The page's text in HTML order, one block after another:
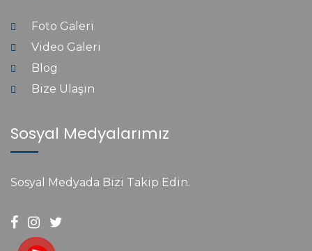
Foto Galeri
Video Galeri
Blog
Bize Ulaşın
Sosyal Medyalarımız
Sosyal Medyada Bizi Takip Edin.